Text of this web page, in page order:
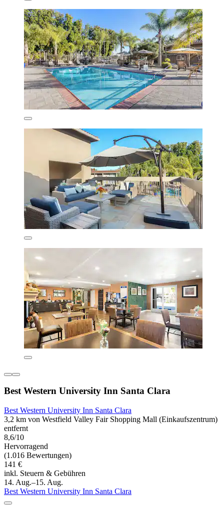
Best Western University Inn Santa Clara
Best Western University Inn Santa Clara
3,2 km von Westfield Valley Fair Shopping Mall (Einkaufszentrum)
entfernt
8,6/10
Hervorragend
(1.016 Bewertungen)
141 €
inkl. Steuern & Gebühren
14. Aug.–15. Aug.
Best Western University Inn Santa Clara